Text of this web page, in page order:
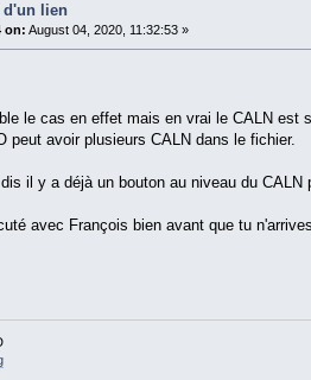
d'un lien
on: August 04, 2020, 11:32:53 »
le cas en effet mais en vrai le CALN est
peut avoir plusieurs CALN dans le fichier.
il y a déjà un bouton au niveau du
avec François bien avant que tu